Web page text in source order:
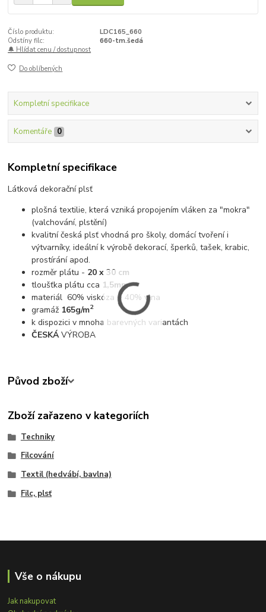
Číslo produktu:
LDC165_660
Odstíny filc:
660-tm.šedá
🔔 Hlídat cenu / dostupnost
Do oblíbených
Kompletní specifikace
Komentáře 0
Kompletní specifikace
Látková dekorační plsť
plošná textilie, která vzniká propojením vláken za "mokra"
(valchování, plstění)
kvalitní česká plsť vhodná pro školy, domácí tvoření i
výtvarníky, ideální k výrobě dekorací, šperků, tašek, krabic,
prostírání apod.
rozměr plátu - 20 x 30 cm
tloušťka plátu cca 1,5mm
materiál 60% viskóza + 40% vlna
gramáž 165g/m2
k dispozici v mnoha barevných variantách
ČESKÁVÝROBA
Původ zboží
Zboží zařazeno v kategoriích
Techniky
Filcování
Textil (hedvábí, bavlna)
Filc, plsť
Vše o nákupu
Jak nakupovat